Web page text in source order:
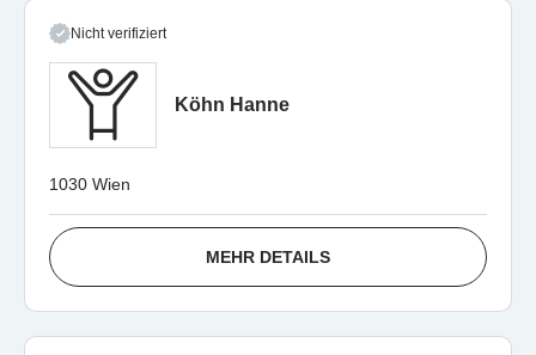
Nicht verifiziert
Köhn Hanne
1030 Wien
MEHR DETAILS